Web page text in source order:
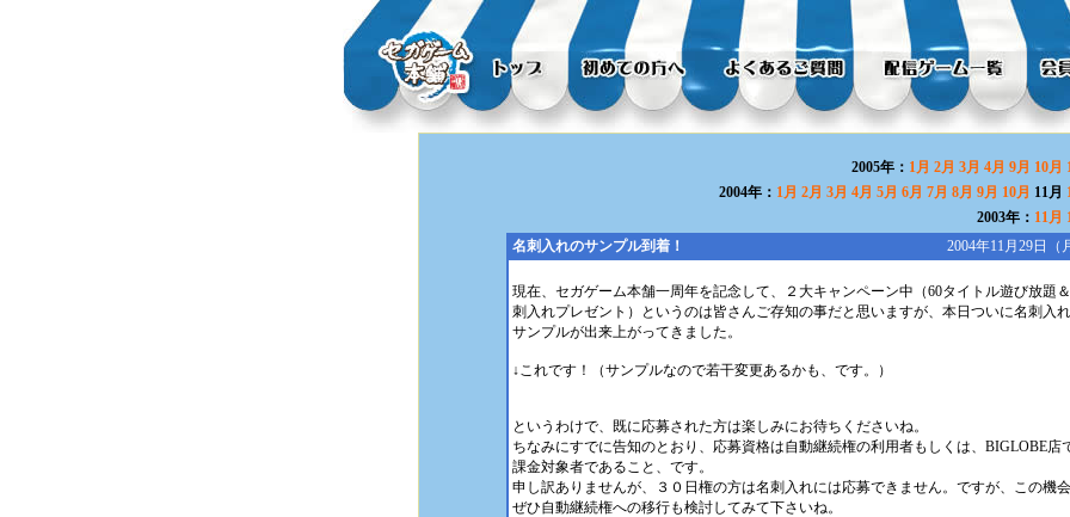
2005年： 1月 2月 3月 4月 9月 10月
2004年： 1月 2月 3月 4月 5月 6月 7月 8月 9月 10月 11月
2003年： 11月
名刺入れのサンプル到着！
2004年11月29日（
現在、セガゲーム本舗一周年を記念して、２大キャンペーン中（60タイトル遊び放題
刺入れプレゼント）というのは皆さんご存知の事だと思いますが、本日ついに名刺入
サンプルが出来上がってきました。
↓これです！（サンプルなので若干変更あるかも、です。）
というわけで、既に応募された方は楽しみにお待ちくださいね。
ちなみにすでに告知のとおり、応募資格は自動継続権の利用者もしくは、BIGLOBE店
課金対象者であること、です。
申し訳ありませんが、３０日権の方は名刺入れには応募できません。ですが、この機
ぜひ自動継続権への移行も検討してみて下さいね。